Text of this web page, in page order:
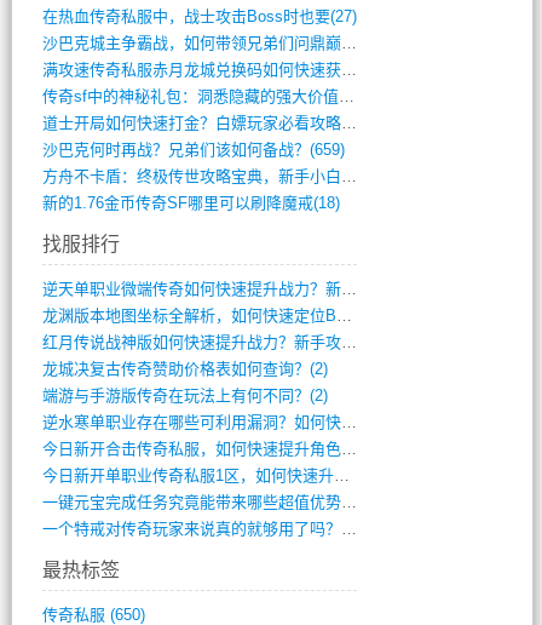
在热血传奇私服中，战士攻击Boss时也要(27)
沙巴克城主争霸战，如何带领兄弟们问鼎巅峰(565)
满攻速传奇私服赤月龙城兑换码如何快速获取(676)
传奇sf中的神秘礼包：洞悉隐藏的强大价值(427)
道士开局如何快速打金？白嫖玩家必看攻略(5)
沙巴克何时再战？兄弟们该如何备战？(659)
方舟不卡盾：终极传世攻略宝典，新手小白逆(495)
新的1.76金币传奇SF哪里可以刷降魔戒(18)
找服排行
逆天单职业微端传奇如何快速提升战力？新手(4)
龙渊版本地图坐标全解析，如何快速定位BO(3)
红月传说战神版如何快速提升战力？新手攻略(3)
龙城决复古传奇赞助价格表如何查询？(2)
端游与手游版传奇在玩法上有何不同？(2)
逆水寒单职业存在哪些可利用漏洞？如何快速(1)
今日新开合击传奇私服，如何快速提升角色战(0)
今日新开单职业传奇私服1区，如何快速升级(0)
一键元宝完成任务究竟能带来哪些超值优势？(0)
一个特戒对传奇玩家来说真的就够用了吗？(0)
最热标签
传奇私服 (650)